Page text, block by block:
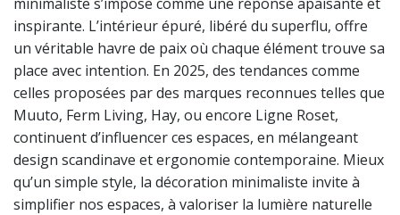
inspirante. L’intérieur épuré, libéré du superflu, offre
un véritable havre de paix où chaque élément trouve sa
place avec intention. En 2025, des tendances comme
celles proposées par des marques reconnues telles que
Muuto, Ferm Living, Hay, ou encore Ligne Roset,
continuent d’influencer ces espaces, en mélangeant
design scandinave et ergonomie contemporaine. Mieux
qu’un simple style, la décoration minimaliste invite à
simplifier nos espaces, à valoriser la lumière naturelle